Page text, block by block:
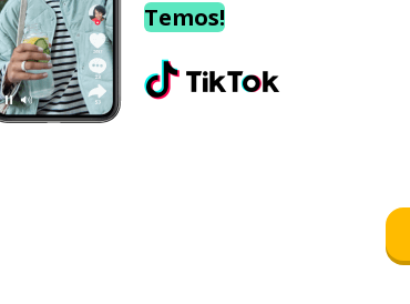
Temos!